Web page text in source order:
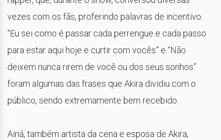
vezes com os fãs, proferindo palavras de incentivo.
“Eu sei como é passar cada perrengue e cada passo
para estar aqui hoje e curtir com vocês” e “Não
deixem nunca rirem de você ou dos seus sonhos”
foram algumas das frases que Akira dividiu com o
público, sendo extremamente bem recebido.
Ainá, também artista da cena e esposa de Akira,